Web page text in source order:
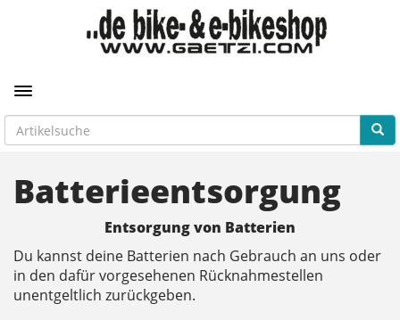
Toggle navigation
Batterieentsorgung
Entsorgung von Batterien
Du kannst deine Batterien nach Gebrauch an uns oder
in den dafür vorgesehenen Rücknahmestellen
unentgeltlich zurückgeben.